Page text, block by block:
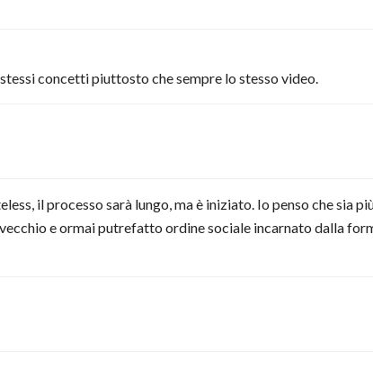
concetti piuttosto che sempre lo stesso video.
il processo sarà lungo, ma è iniziato. Io penso che sia
e ormai putrefatto ordine sociale incarnato dalla